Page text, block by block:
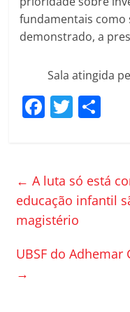
fundamentais como
demonstrado, a
Sala atingida
F
e
b
o
o
k
T
er p
ar
ar
← A luta só está
educação infantil
magistério
UBSF do
→